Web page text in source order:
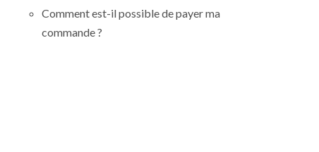
Comment est-il possible de payer ma
commande ?